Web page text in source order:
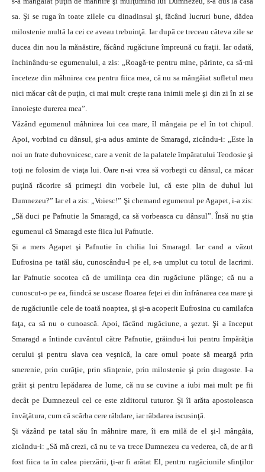
sa. Şi se ruga în toate zilele cu dinadinsul şi, făcând lucruri bune, dădea
milostenie multă la cei ce aveau trebuinţă. Iar după ce treceau câteva zile se
ducea din nou la mănăstire, făcând rugăciune împreună cu fraţii. Iar odată,
închinându-se egumenului, a zis: „Roagă-te pentru mine, părinte, ca să-mi
înceteze din mâhnirea cea pentru fiica mea, că nu sa mângâiat sufletul meu
nici măcar cât de puţin, ci mai mult creşte rana inimii mele şi din zi în zi se
înnoieşte durerea mea”.
Văzând egumenul mâhnirea lui cea mare, îl mângaia pe el în tot chipul.
Apoi, vorbind cu dânsul, şi-a adus aminte de Smaragd, zicându-i: „Este la
noi un frate duhovnicesc, care a venit de la palatele împăratului Teodosie şi
toţi ne folosim de viaţa lui. Oare n-ai vrea să vorbeşti cu dânsul, ca măcar
puţină răcorire să primeşti din vorbele lui, că este plin de duhul lui
Dumnezeu?” Iar el a zis: „Voiesc!” Şi chemand egumenul pe Agapet, i-a zis:
„Să duci pe Pafnutie la Smaragd, ca să vorbeasca cu dânsul”. Însă nu ştia
egumenul că Smaragd este fiica lui Pafnutie.
Şi a mers Agapet şi Pafnutie în chilia lui Smaragd. Iar cand a văzut
Eufrosina pe tatăl său, cunoscându-l pe el, s-a umplut cu totul de lacrimi.
Iar Pafnutie socotea că de umilinţa cea din rugăciune plânge; că nu a
cunoscut-o pe ea, fiindcă se uscase floarea feţei ei din înfrânarea cea mare şi
de rugăciunile cele de toată noaptea, şi şi-a acoperit Eufrosina cu camilafca
faţa, ca să nu o cunoască. Apoi, făcând rugăciune, a şezut. Şi a început
Smaragd a întinde cuvântul către Pafnutie, grăindu-i lui pentru împărăţia
cerului şi pentru slava cea veşnică, la care omul poate să meargă prin
smerenie, prin curăţie, prin sfinţenie, prin milostenie şi prin dragoste. I-a
grăit şi pentru lepădarea de lume, că nu se cuvine a iubi mai mult pe fii
decât pe Dumnezeul cel ce este ziditorul tuturor. Şi îi arăta apostoleasca
învăţătura, cum că scârba cere răbdare, iar răbdarea iscusinţă.
Şi văzând pe tatal său în mâhnire mare, îi era milă de el şi-l mângâia,
zicându-i: „Să mă crezi, că nu te va trece Dumnezeu cu vederea, că, de ar fi
fost fiica ta în calea pierzării, ţi-ar fi arătat El, pentru rugăciunile sfinţilor